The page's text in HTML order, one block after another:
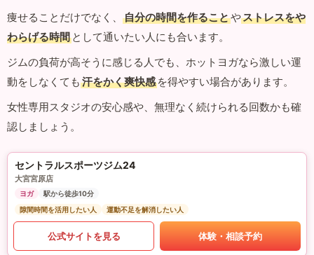
痩せることだけでなく、
自分の時間を作ることやストレスをや
わらげる時間 として通いたい人にも合います。
ジムの負荷が高そうに感じる人でも、ホットヨガなら激しい運
動をしなくても 汗をかく爽快感 を得やすい場合があります。
女性専用スタジオの安心感や、無理なく続けられる回数かも確
認しましょう。
セントラルスポーツジム24
大宮宮原店
ヨガ
駅から徒歩10分
隙間時間を活用したい人
運動不足を解消したい人
公式サイトを見る 体験・相談予約